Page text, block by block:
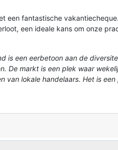
een fantastische
een ideale kans om onze
is een eerbetoon aan de
De markt is een plek waar
van lokale handelaars. Het is een